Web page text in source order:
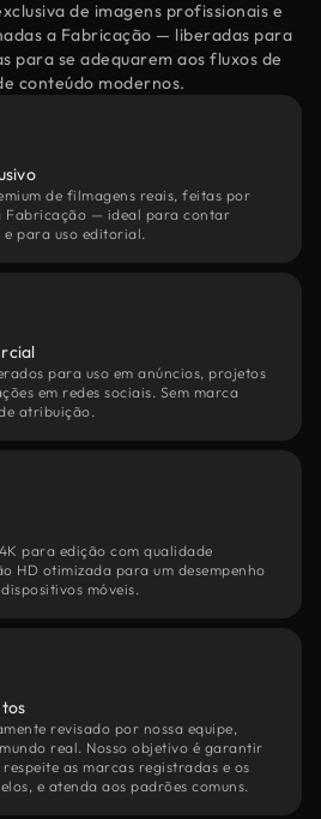
de imagens profissionais e
a Fabricação — liberadas para
para se adequarem aos fluxos de
conteúdo modernos.
de filmagens reais, feitas por
Fabricação — ideal para contar
para uso editorial.
para uso em anúncios, projetos
em redes sociais. Sem marca
atribuição.
para edição com qualidade
HD otimizada para um desempenho
móveis.
revisado por nossa equipe,
real. Nosso objetivo é garantir
as marcas registradas e os
e atenda aos padrões comuns.